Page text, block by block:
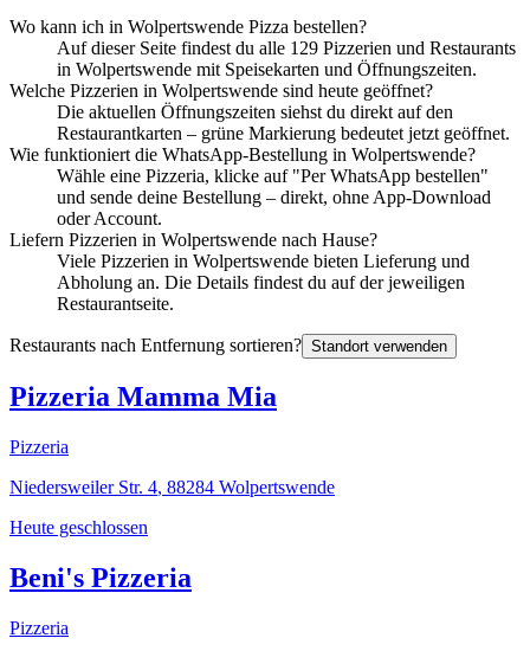
Wo kann ich in Wolpertswende Pizza bestellen?
Auf dieser Seite findest du alle 129 Pizzerien und Restaurants
in Wolpertswende mit Speisekarten und Öffnungszeiten.
Welche Pizzerien in Wolpertswende sind heute geöffnet?
Die aktuellen Öffnungszeiten siehst du direkt auf den
Restaurantkarten – grüne Markierung bedeutet jetzt geöffnet.
Wie funktioniert die WhatsApp-Bestellung in Wolpertswende?
Wähle eine Pizzeria, klicke auf "Per WhatsApp bestellen"
und sende deine Bestellung – direkt, ohne App-Download
oder Account.
Liefern Pizzerien in Wolpertswende nach Hause?
Viele Pizzerien in Wolpertswende bieten Lieferung und
Abholung an. Die Details findest du auf der jeweiligen
Restaurantseite.
Restaurants nach Entfernung sortieren? Standort verwenden
Pizzeria Mamma Mia
Pizzeria
Niedersweiler Str. 4, 88284 Wolpertswende
Heute geschlossen
Beni's Pizzeria
Pizzeria